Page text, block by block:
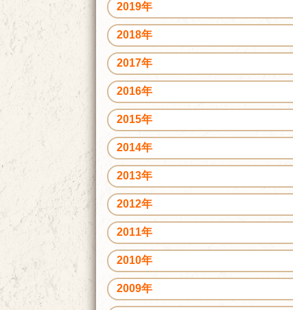
2019年
2018年
2017年
2016年
2015年
2014年
2013年
2012年
2011年
2010年
2009年